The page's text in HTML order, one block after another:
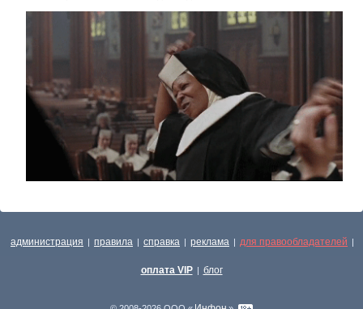
администрация | правила | справка | реклама | для правообладателей |
оплата VIP | блог